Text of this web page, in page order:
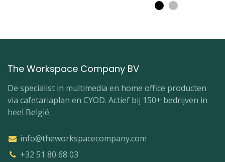
The Workspace Company BV
De specialist in multimedia en home office producten
via cafetariaplan en CYOD. Actief bij 150+ bedrijven in
heel België.
info@theworkspacecompany.com
+32 51 80 68 03